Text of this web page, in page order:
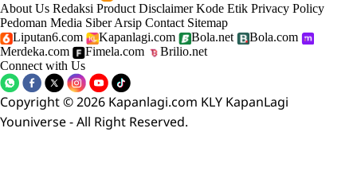
About Us Redaksi Product Disclaimer Kode Etik Privacy Policy
Pedoman Media Siber Arsip Contact Sitemap
Liputan6.com
Kapanlagi.com Bola.net
Bola.com
Merdeka.com
Fimela.com
Brilio.net
Connect with Us
Copyright © 2026 Kapanlagi.com KLY KapanLagi
Youniverse - All Right Reserved.